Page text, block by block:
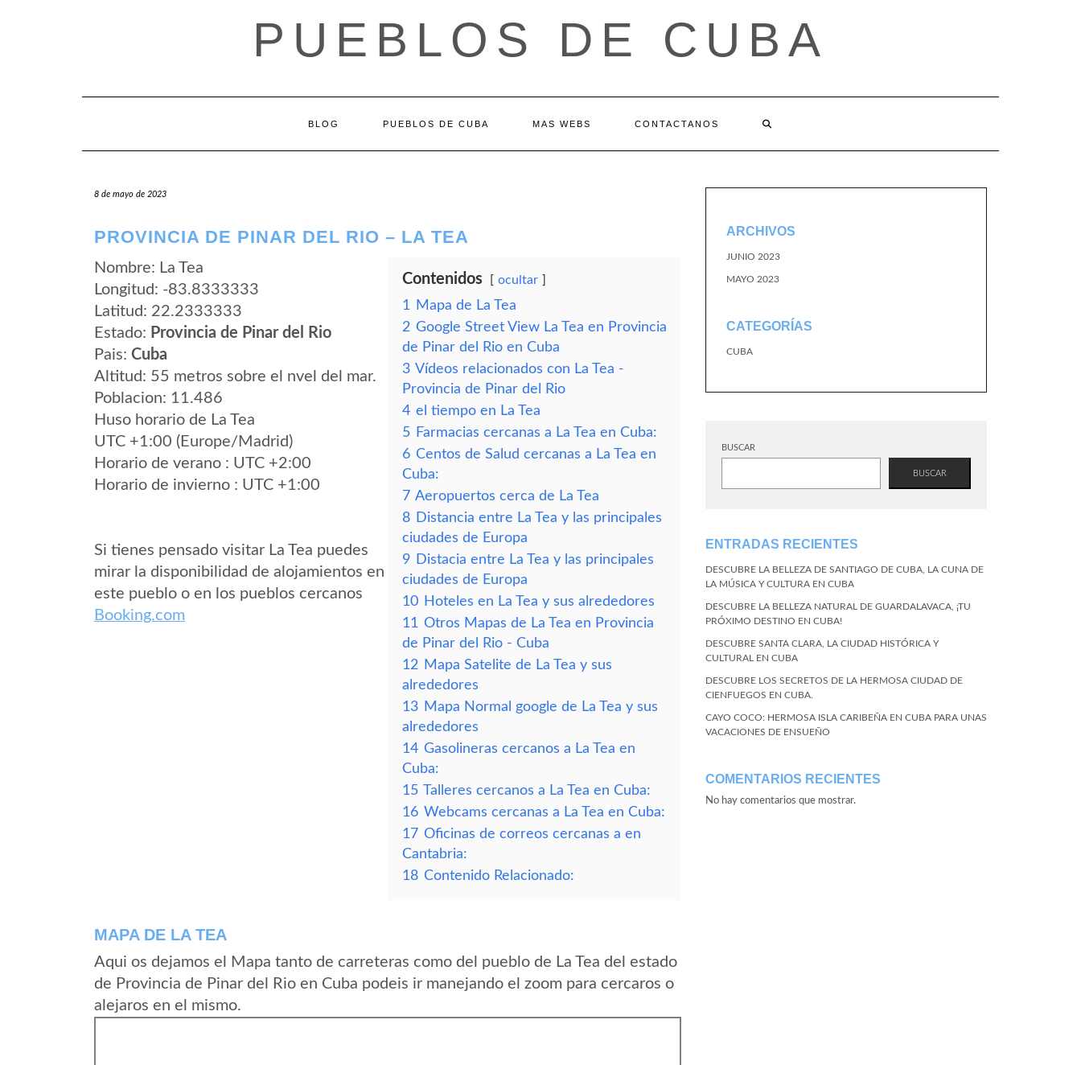
PUEBLOS DE CUBA
BLOG PUEBLOS DE CUBA MAS WEBS CONTACTANOS
8 de mayo de 2023
PROVINCIA DE PINAR DEL RIO – LA TEA
Nombre: La Tea
Longitud: -83.8333333
Latitud: 22.2333333
Estado: Provincia de Pinar del Rio
Pais: Cuba
Altitud: 55 metros sobre el nvel del mar.
Poblacion: 11.486
Huso horario de La Tea
UTC +1:00 (Europe/Madrid)
Horario de verano : UTC +2:00
Horario de invierno : UTC +1:00
Si tienes pensado visitar La Tea puedes
mirar la disponibilidad de alojamientos en
este pueblo o en los pueblos cercanos
Booking.com
Contenidos ocultar
1
Mapa de La Tea
2 Google Street View La Tea en Provincia
de Pinar del Rio en Cuba
3 Vídeos relacionados con La Tea -
Provincia de Pinar del Rio
4 el tiempo en La Tea
5 Farmacias cercanas a La Tea en Cuba:
6 Centos de Salud cercanas a La Tea en
Cuba:
7 Aeropuertos cerca de La Tea
8 Distancia entre La Tea y las principales
ciudades de Europa
9 Distacia entre La Tea y las principales
ciudades de Europa
10 Hoteles en La Tea y sus alrededores
11 Otros Mapas de La Tea en Provincia
de Pinar del Rio - Cuba
12 Mapa Satelite de La Tea y sus
alrededores
13 Mapa Normal google de La Tea y sus
alrededores
14 Gasolineras cercanos a La Tea en
Cuba:
15 Talleres cercanos a La Tea en Cuba:
16 Webcams cercanas a La Tea en Cuba:
17 Oficinas de correos cercanas a en
Cantabria:
18 Contenido Relacionado:
MAPA DE LA TEA
Aqui os dejamos el Mapa tanto de carreteras como del pueblo de La Tea del estado
de Provincia de Pinar del Rio en Cuba podeis ir manejando el zoom para cercaros o
alejaros en el mismo.
ARCHIVOS
JUNIO 2023
MAYO 2023
CATEGORÍAS
CUBA
BUSCAR
BUSCAR
ENTRADAS RECIENTES
DESCUBRE LA BELLEZA DE SANTIAGO DE CUBA, LA CUNA DE
LA MÚSICA Y CULTURA EN CUBA
DESCUBRE LA BELLEZA NATURAL DE GUARDALAVACA, ¡TU
PRÓXIMO DESTINO EN CUBA!
DESCUBRE SANTA CLARA, LA CIUDAD HISTÓRICA Y
CULTURAL EN CUBA
DESCUBRE LOS SECRETOS DE LA HERMOSA CIUDAD DE
CIENFUEGOS EN CUBA.
CAYO COCO: HERMOSA ISLA CARIBEÑA EN CUBA PARA UNAS
VACACIONES DE ENSUEÑO
COMENTARIOS RECIENTES
No hay comentarios que mostrar.